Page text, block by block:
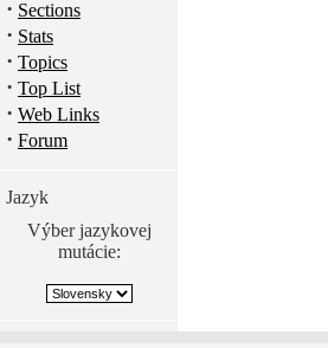
· Sections
· Stats
· Topics
· Top List
· Web Links
· Forum
Jazyk
Výber jazykovej
mutácie: